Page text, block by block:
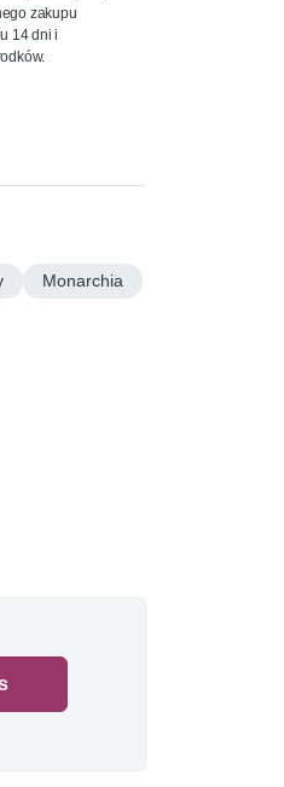
zakupu
14 dni i
Monarchia